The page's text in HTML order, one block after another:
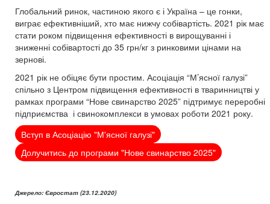
Глобальний ринок, частиною якого є і Україна – це гонки,
виграє ефективніший, хто має нижчу собівартість. 2021 рік має
стати роком підвищення ефективності в вирощуванні і
зниженні собівартості до 35 грн/кг з ринковими цінами на
зернові.
2021 рік не обіцяє бути простим. Асоціація “М’ясної галузі”
спільно з Центром підвищення ефективності в тваринництві у
рамках програми “Нове свинарство 2025” підтримує переробні
підприємства і свинокомплекси в умовах роботи 2021 року.
Вступ в Асоціацію "М'ясної галузі"
Долучитись до програми "Нове свинарство 2025"
Джерело: Євростат (23.12.2020)